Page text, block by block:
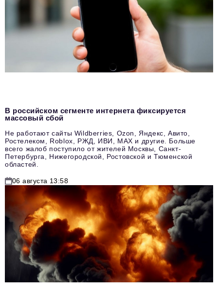
В российском сегменте интернета фиксируется
массовый сбой
Не работают сайты Wildberries, Ozon, Яндекс, Авито,
Ростелеком, Roblox, РЖД, ИВИ, MAX и другие. Больше
всего жалоб поступило от жителей Москвы, Санкт-
Петербурга, Нижегородской, Ростовской и Тюменской
областей.
06 августа 13:58